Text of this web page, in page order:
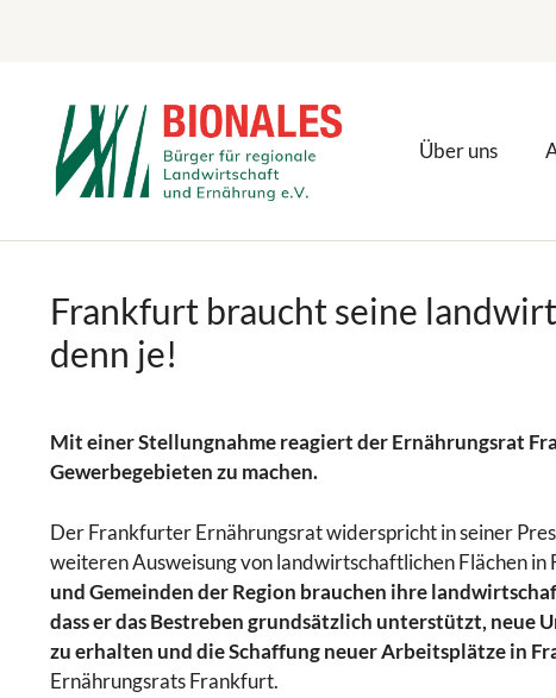
Über uns
Frankfurt braucht seine
denn je!
Mit einer Stellungnahme reagiert der Ernährungsrat
Gewerbegebieten zu machen.
Der Frankfurter Ernährungsrat widerspricht in seiner
weiteren Ausweisung von landwirtschaftlichen Flächen
und Gemeinden der Region brauchen ihre
dass er das Bestreben grundsätzlich unterstützt, neue
zu erhalten und die Schaffung neuer Arbeitsplätze in
Ernährungsrats Frankfurt.